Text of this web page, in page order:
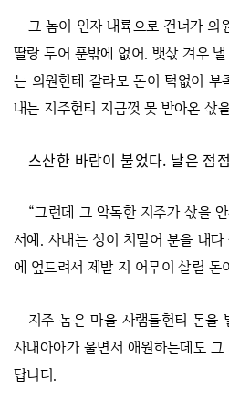
그 놈이 인자 내륙으로 건너가 의
딸랑 두어 푼밖에 없어. 뱃삯 겨우
는 의원한테 갈라모 돈이 턱없이
내는 지주헌티 지금껏 못 받아온 삯
스산한 바람이 불었다. 날은 점
“그런데 그 악독한 지주가 삯을
서예. 사내는 성이 치밀어 분을 내
에 엎드려서 제발 지 어무이 살릴 돈
지주 놈은 마을 사램들헌티 돈을
사내아아가 울면서 애원하는데도
답니더.